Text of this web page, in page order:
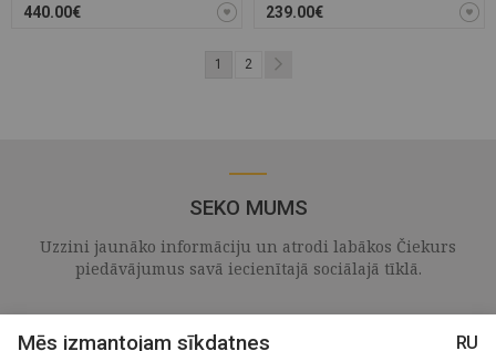
440.00€
239.00€
1 2
SEKO MUMS
Uzzini jaunāko informāciju un atrodi labākos Čiekurs
piedāvājumus savā iecienītajā sociālajā tīklā.
Mēs izmantojam sīkdatnes RU